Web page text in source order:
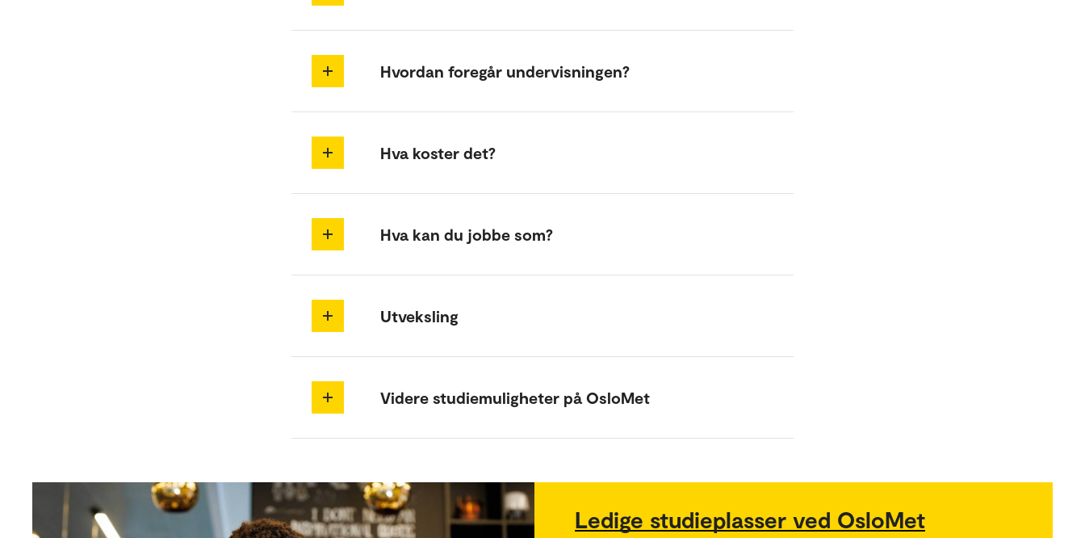
Hvordan foregår undervisningen?
Hva koster det?
Hva kan du jobbe som?
Utveksling
Videre studiemuligheter på OsloMet
Ledige studieplasser ved OsloMet